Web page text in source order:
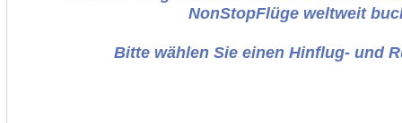
NonStopFlüge weltweit
Bitte wählen Sie einen Hinflug- und